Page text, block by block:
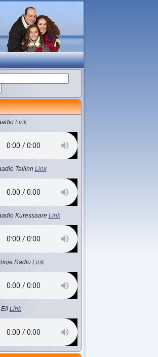
Link
Tallinn Link
Kuressaare Link
Radio Link
Link